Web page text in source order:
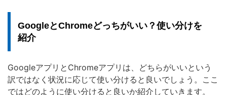
GoogleとChromeどっちがいい？使い分けを
紹介
GoogleアプリとChromeアプリは、どちらがいいという
訳ではなく状況に応じて使い分けると良いでしょう。ここ
ではどのように使い分けると良いか紹介していきます。